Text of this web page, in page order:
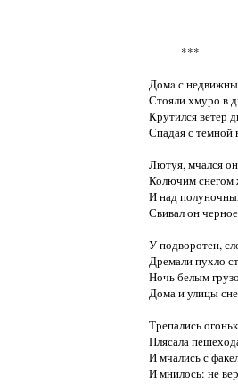
            ***
Домa с
Стояли хмуро в
Крутился ветер
Спадая с
Лютуя, мчался
Колючим снегом
И над
Свивал он
У подворотен,
Дремали пухло
Ночь белым
Дома и улицы
Трепались
Плясала
И мчались с
И мнилось: не